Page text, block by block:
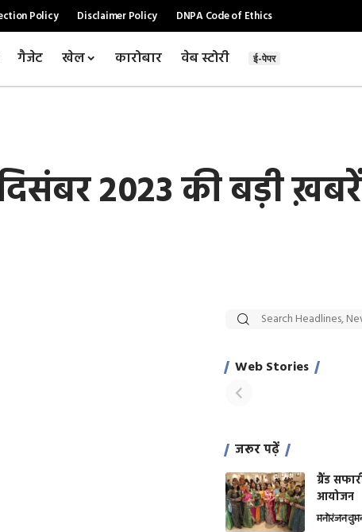
Policy Disclaimer Policy DNPA Code of Ethics
गैजेट खेल कारोबार वेब स्टोरी ई-पेपर
2023 की बड़ी ख़बरें
Web Stories
सट्टेबाजी में अरेस्ट
साहिल खान
जरूर पढ़ें
ग्रैंड
आयोजन
मनोरंजन